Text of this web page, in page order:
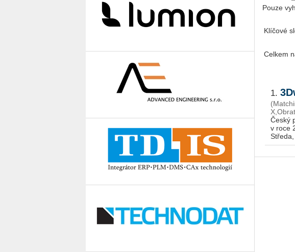
Pouze
Klíčové
Celkem
1.
Český
v roce